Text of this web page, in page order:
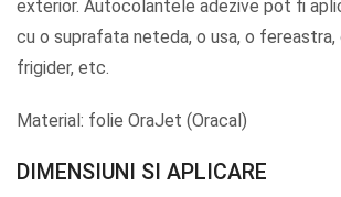
exterior. Autocolantele adezive pot fi
cu o suprafata neteda, o usa, o fereastra,
frigider, etc.
Material: folie OraJet (Oracal)
DIMENSIUNI SI APLICARE